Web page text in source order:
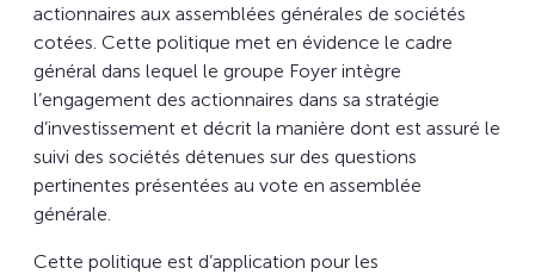
actionnaires aux assemblées générales de sociétés
cotées. Cette politique met en évidence le cadre
général dans lequel le groupe Foyer intègre
l’engagement des actionnaires dans sa stratégie
d’investissement et décrit la manière dont est assuré le
suivi des sociétés détenues sur des questions
pertinentes présentées au vote en assemblée
générale.
Cette politique est d’application pour les